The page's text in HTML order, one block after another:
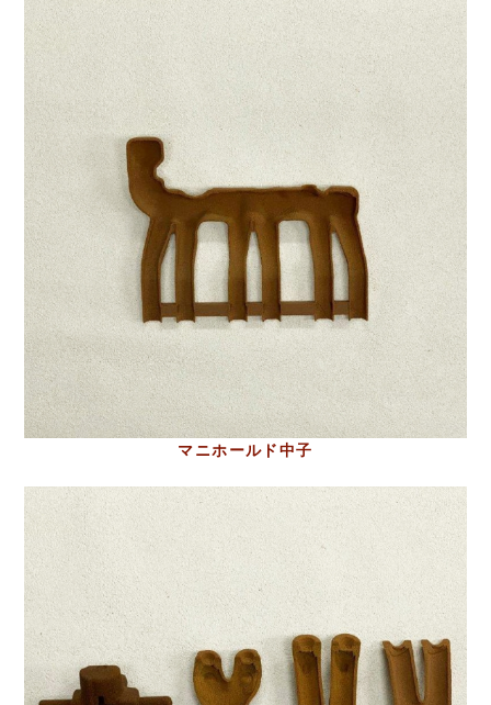
マニホールド中子